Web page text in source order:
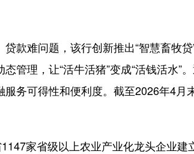
难问题，该行创新推出“智慧畜牧贷
理，让“活牛活猪”变成“活钱活水”
务可得性和便利度。截至2026年4月
家省级以上农业产业化龙头企业建